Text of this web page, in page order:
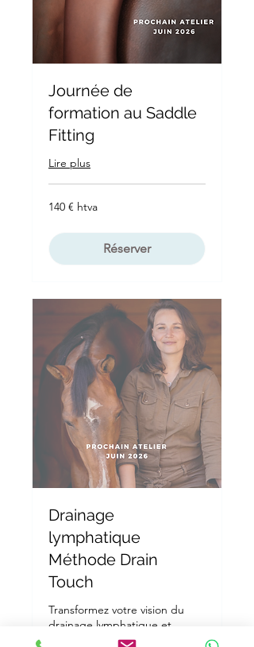
Journée de
formation au Saddle
Fitting
Lire plus
140
€
140 € htva
Réserver
Drainage
lymphatique
Méthode Drain
Touch
Transformez votre vision du
drainage lymphatique et
intégrez-le dans votre pratique